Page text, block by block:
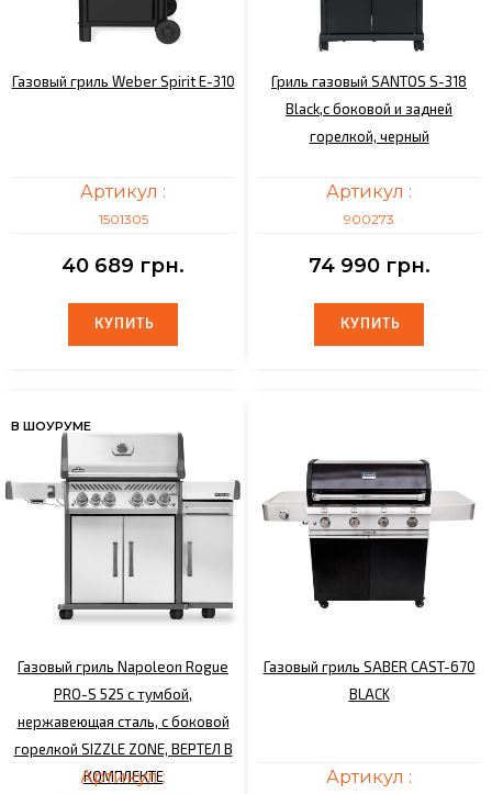
Газовый гриль Weber Spirit E-310
Артикул :
1501305
40 689 грн.
КУПИТЬ
КУПИТЬ
Гриль газовый SANTOS S-318
Black,с боковой и задней
горелкой, черный
Артикул :
900273
74 990 грн.
КУПИТЬ
КУПИТЬ
В ШОУРУМЕ
Газовый гриль Napoleon Rogue
PRO-S 525 с тумбой,
нержавеющая сталь, с боковой
горелкой SIZZLE ZONE, ВЕРТЕЛ В
КОМПЛЕКТЕ
Артикул :
Газовый гриль SABER CAST-670
BLACK
Артикул :